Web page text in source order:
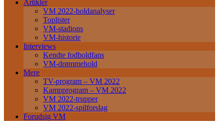
Artikler
VM 2022-holdanalyser
Toplister
VM-stadions
VM-historie
Interviews
Kendte fodboldfans
VM-drømmehold
Mere
TV-program – VM 2022
Kampprogram – VM 2022
VM 2022-trupper
VM 2022-spilforslag
Forudsig VM